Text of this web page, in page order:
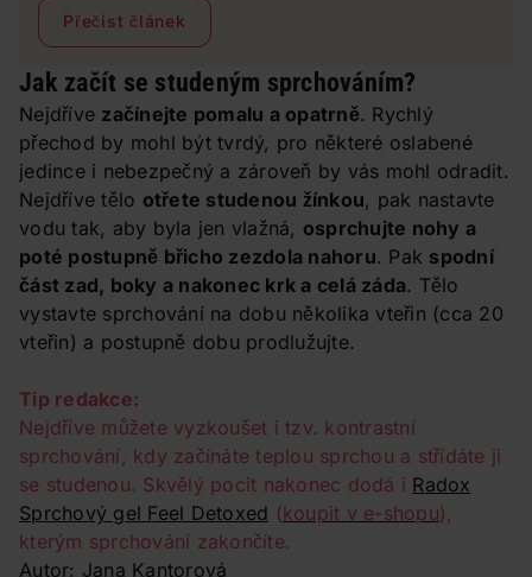
Přečíst článek
Jak začít se studeným sprchováním?
Nejdříve začínejte pomalu a opatrně. Rychlý
přechod by mohl být tvrdý, pro některé oslabené
jedince i nebezpečný a zároveň by vás mohl odradit.
Nejdříve tělo otřete studenou žínkou, pak nastavte
vodu tak, aby byla jen vlažná, osprchujte nohy a
poté postupně břicho zezdola nahoru. Pak spodní
část zad, boky a nakonec krk a celá záda. Tělo
vystavte sprchování na dobu několika vteřin (cca 20
vteřin) a postupně dobu prodlužujte.
Tip redakce:
Nejdříve můžete vyzkoušet i tzv. kontrastní
sprchování, kdy začínáte teplou sprchou a střídáte ji
se studenou. Skvělý pocit nakonec dodá i Radox
Sprchový gel Feel Detoxed (koupit v e-shopu),
kterým sprchování zakončíte.
Autor: Jana Kantorová